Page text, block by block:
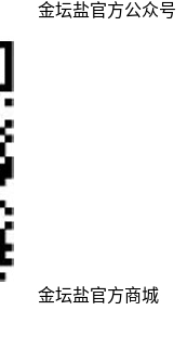
金坛盐官方公众号
金坛盐官方商城